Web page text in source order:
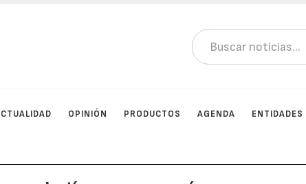
OPINIÓN PRODUCTOS AGENDA ENTIDADES